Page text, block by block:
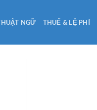
NGỮ THUẾ & LỆ PHÍ